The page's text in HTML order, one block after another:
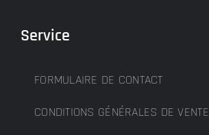
Service
FORMULAIRE DE CONTACT
CONDITIONS GÉNÉRALES DE VENTE